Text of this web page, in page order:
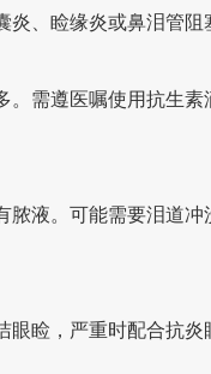
、睑缘炎或鼻泪管阻
需遵医嘱使用抗生素
液。可能需要泪道冲
睑，严重时配合抗炎